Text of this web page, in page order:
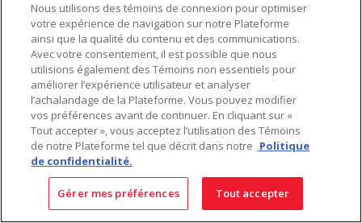
SIÈGE SOCIAL
4655, Autoroute 440 Ouest
Laval, QC, H7P 5P9
:450 688-9249
Sans frais:1 800 599-9249
Téléc.: 450 686-1444
Service d'urgence:1 800 363-0303 (Après les heures de
bureau - 17h00 et 7h00, Frais applicables)
Fait au Canada avec des composants canadiens et importés
Nous utilisons des témoins de connexion pour optimiser
votre expérience de navigation sur notre Plateforme
ainsi que la qualité du contenu et des communications.
Avec votre consentement, il est possible que nous
utilisions également des Témoins non essentiels pour
améliorer l’expérience utilisateur et analyser
l’achalandage de la Plateforme. Vous pouvez modifier
vos préférences avant de continuer. En cliquant sur «
Tout accepter », vous acceptez l’utilisation des Témoins
de notre Plateforme tel que décrit dans notre Politique
de confidentialité.
Gérer mes préférences Tout accepter